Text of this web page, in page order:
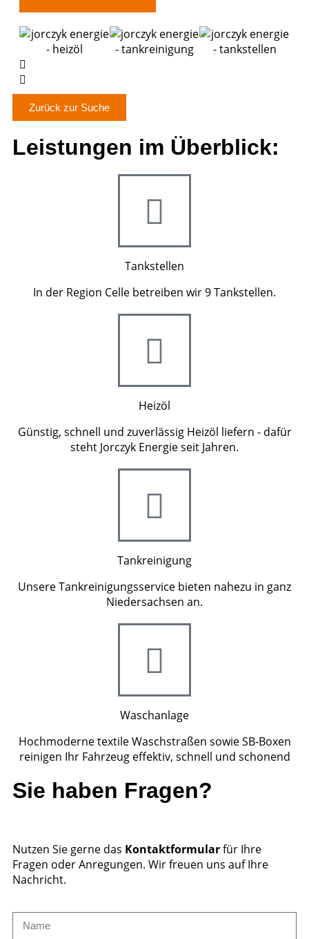
Zurück zur Suche
Leistungen im Überblick:
Tankstellen
In der Region Celle betreiben wir 9 Tankstellen.
Heizöl
Günstig, schnell und zuverlässig Heizöl liefern - dafür
steht Jorczyk Energie seit Jahren.
Tankreinigung
Unsere Tankreinigungsservice bieten nahezu in ganz
Niedersachsen an.
Waschanlage
Hochmoderne textile Waschstraßen sowie SB-Boxen
reinigen Ihr Fahrzeug effektiv, schnell und schonend
Sie haben Fragen?
Nutzen Sie gerne das Kontaktformularfür Ihre
Fragen oder Anregungen. Wir freuen uns auf Ihre
Nachricht.